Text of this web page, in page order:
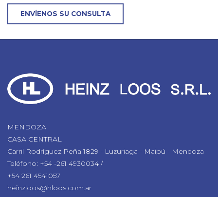
ENVÍENOS SU CONSULTA
MENDOZA
CASA CENTRAL
Carril Rodríguez Peña 1829 - Luzuriaga - Maipú - Mendoza
Teléfono: +54 -261 4930034 /
+54 261 4541057
heinzloos@hloos.com.ar